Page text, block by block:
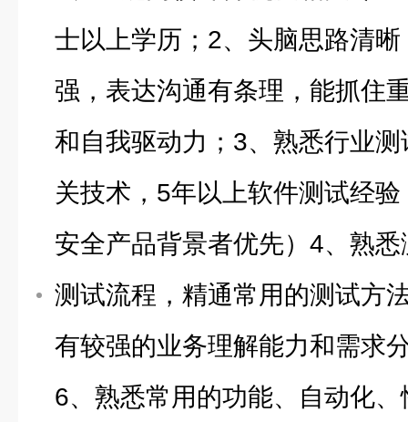
士以上学历；2、头脑思路清晰
强，表达沟通有条理，能抓住
和自我驱动力；3、熟悉行业
关技术，5年以上软件测试经
安全产品背景者优先）4、熟
测试流程，精通常用的测试方
有较强的业务理解能力和需求
6、熟悉常用的功能、自动化